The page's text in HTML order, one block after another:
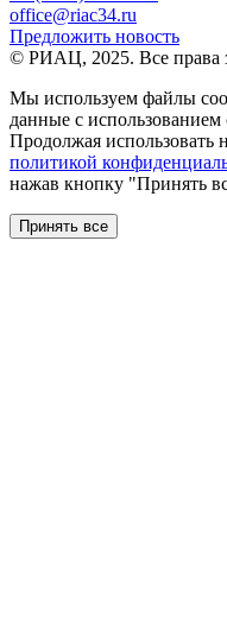
office@riac34.ru
Предложить новость
© РИАЦ, 2025. Все права
Мы используем файлы
данные с использованием
Продолжая использовать
политикой
нажав кнопку "Принять
Принять все